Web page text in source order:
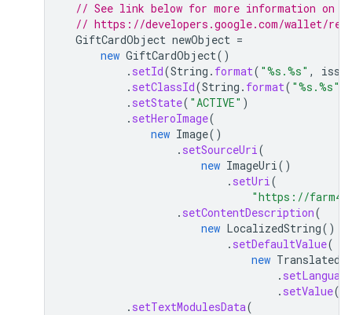
// See link below for more information on
// https://developers.google.com/wallet/
GiftCardObject newObject =
new GiftCardObject()
. setId(String . format( "%s.%s" ,
. setClassId(String . format( "%s.%s"
. setState( "ACTIVE" )
. setHeroImage(
new Image()
. setSourceUri(
new ImageUri()
. setUri(
"https://
. setContentDescription(
new LocalizedString()
. setDefaultValue(
new
. setLanguage
. setValue(
. setTextModulesData(